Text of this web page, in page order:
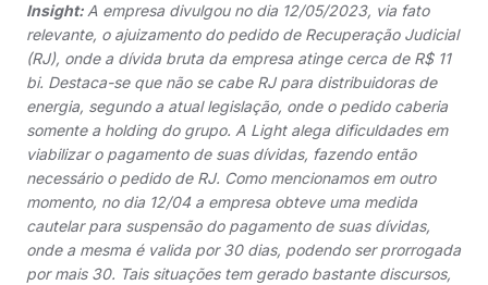
Insight: A empresa divulgou no dia 12/05/2023, via fato
relevante, o ajuizamento do pedido de Recuperação Judicial
(RJ), onde a dívida bruta da empresa atinge cerca de R$ 11
bi. Destaca-se que não se cabe RJ para distribuidoras de
energia, segundo a atual legislação, onde o pedido caberia
somente a holding do grupo. A Light alega dificuldades em
viabilizar o pagamento de suas dívidas, fazendo então
necessário o pedido de RJ. Como mencionamos em outro
momento, no dia 12/04 a empresa obteve uma medida
cautelar para suspensão do pagamento de suas dívidas,
onde a mesma é valida por 30 dias, podendo ser prorrogada
por mais 30. Tais situações tem gerado bastante discursos,